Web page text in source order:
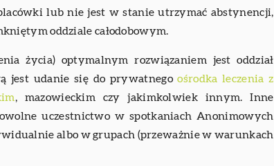
lub nie jest w stanie utrzymać abstynencji,
oddziale całodobowym.
życia) optymalnym rozwiązaniem jest oddział
jest udanie się do prywatnegoośrodka leczenia z
, mazowieckim czy jakimkolwiek innym. Inne
uczestnictwo w spotkaniach Anonimowych
albo w grupach (przeważnie w warunkach